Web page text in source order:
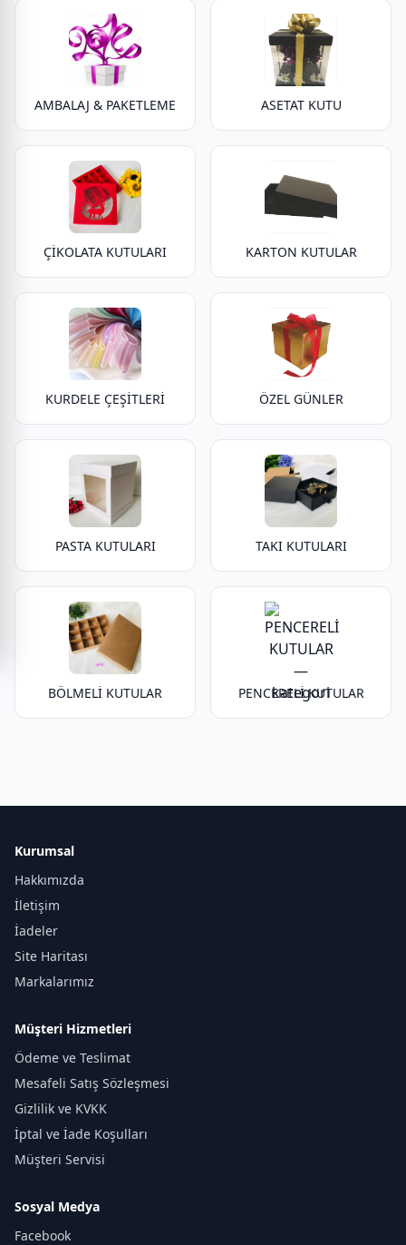
AMBALAJ & PAKETLEME ASETAT KUTU
ÇİKOLATA KUTULARI KARTON KUTULAR
KURDELE ÇEŞİTLERİ ÖZEL GÜNLER
PASTA KUTULARI TAKI KUTULARI
BÖLMELİ KUTULAR PENCERELİ KUTULAR
Kurumsal
Hakkımızda
İletişim
İadeler
Site Haritası
Markalarımız
Müşteri Hizmetleri
Ödeme ve Teslimat
Mesafeli Satış Sözleşmesi
Gizlilik ve KVKK
İptal ve İade Koşulları
Müşteri Servisi
Sosyal Medya
Facebook